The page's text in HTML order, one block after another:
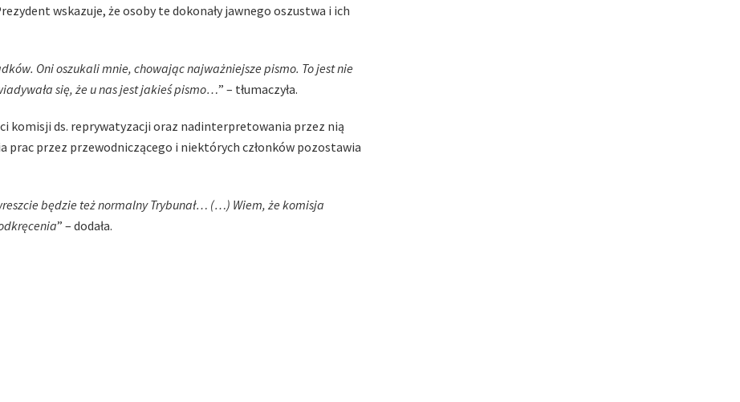
wskazuje, że osoby te dokonały jawnego oszustwa i ich
Oni oszukali mnie, chowając najważniejsze pismo. To jest nie
się, że u nas jest jakieś pismo…” – tłumaczyła.
komisji ds. reprywatyzacji oraz nadinterpretowania przez nią
prac przez przewodniczącego i niektórych członków pozostawia
będzie też normalny Trybunał… (…) Wiem, że komisja
” – dodała.